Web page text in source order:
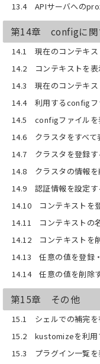
13.4 APIサーバへの
第14章 configに関
14.1 現在のコンテキス
14.2 コンテキストを表
14.3 現在のコンテキス
14.4 利用するconfigフ
14.5 configファイルを
14.6 クラスタをすべて
14.7 クラスタを登録す
14.8 クラスタの情報を
14.9 認証情報を設定
14.10 コンテキストを
14.11 コンテキストの
14.12 コンテキストを
14.13 任意の値を登録
14.14 任意の値を削除
第15章 その他
15.1 シェルでの補完を
15.2 kustomizeを利用
15.3 プラグイン一覧を